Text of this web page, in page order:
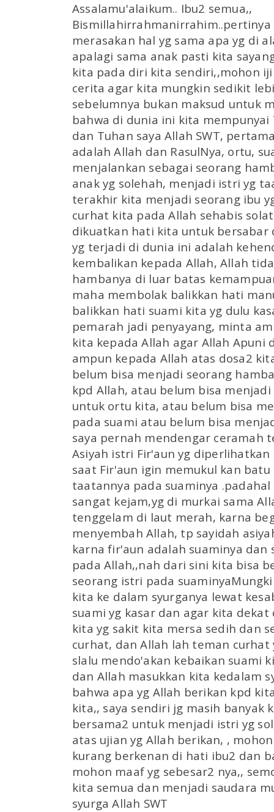
Assalamu'alaikum.. Ibu2 semua,,
merasakan hal yg sama apa yg di
apalagi sama anak pasti kita
kita pada diri kita sendiri,,mohon
cerita agar kita mungkin sedikit
sebelumnya bukan maksud untuk
bahwa di dunia ini kita mempunyai
dan Tuhan saya Allah SWT,
adalah Allah dan RasulNya, ortu,
menjalankan sebagai seorang
anak yg solehah, menjadi istri yg
terakhir kita menjadi seorang ibu
curhat kita pada Allah sehabis
dikuatkan hati kita untuk bersabar
yg terjadi di dunia ini adalah
kembalikan kepada Allah, Allah
hambanya di luar batas
maha membolak balikkan hati
balikkan hati suami kita yg dulu
pemarah jadi penyayang, minta
kita kepada Allah agar Allah Apuni
ampun kepada Allah atas dosa2
belum bisa menjadi seorang
kpd Allah, atau belum bisa
untuk ortu kita, atau belum bisa
pada suami atau belum bisa
saya pernah mendengar ceramah
Asiyah istri Fir'aun yg diperlihatkan
saat Fir'aun igin memukul kan
taatannya pada suaminya
sangat kejam,yg di murkai sama
tenggelam di laut merah, karna
menyembah Allah, tp sayidah
karna fir'aun adalah suaminya dan
pada Allah,,nah dari sini kita bisa
seorang istri pada
kita ke dalam syurganya lewat
suami yg kasar dan agar kita
kita yg sakit kita mersa sedih dan
curhat, dan Allah lah teman
slalu mendo'akan kebaikan suami
dan Allah masukkan kita kedalam
bahwa apa yg Allah berikan kpd
kita,, saya sendiri jg masih banyak
bersama2 untuk menjadi istri yg
atas ujian yg Allah berikan, ,
kurang berkenan di hati ibu2 dan
mohon maaf yg sebesar2 nya,,
kita semua dan menjadi saudara
syurga Allah SWT